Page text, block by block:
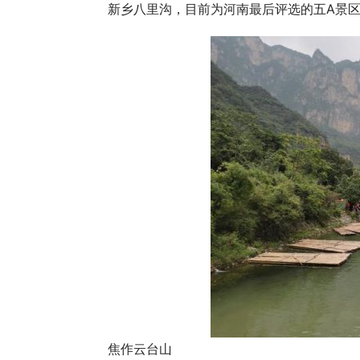
新乡八里沟，目前为河南最后评选的五A景区
焦作云台山